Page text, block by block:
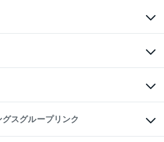
）
」
アポリシー
品取引専用の相談・お問い合わせ窓口）
Eメールなどの送付停止について
百貨店のブライダルクラブ
バブルスタッフ株式会社まで
ぐれものセレクション
スグループリンク